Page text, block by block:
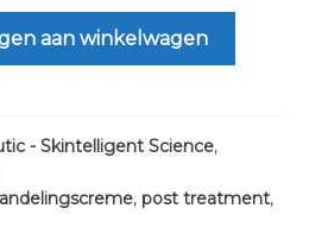
aan winkelwagen
- Skintelligent Science,
, post treatment,